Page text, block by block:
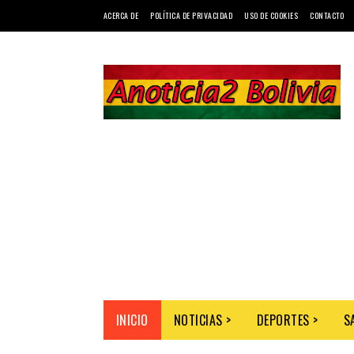
ACERCA DE POLÍTICA DE PRIVACIDAD USO DE COOKIES CONTACTO
INICIO NOTICIAS > DEPORTES >